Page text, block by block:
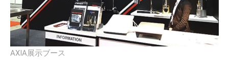
AXIA展示ブース